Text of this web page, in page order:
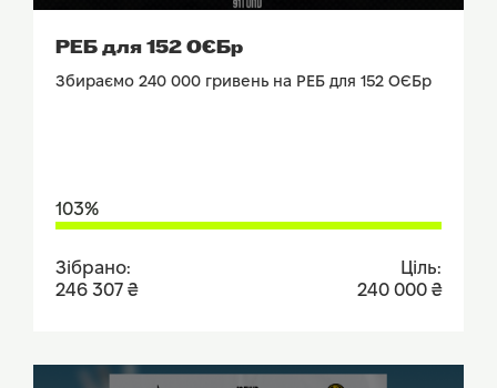
ПОДИВИТИСЬ ЗВІТ
РЕБ для 152 ОЄБр
Збираємо 240 000 гривень на РЕБ для 152 ОЄБр
Зібрано:
Ціль:
246 307 ₴
240 000 ₴
103%